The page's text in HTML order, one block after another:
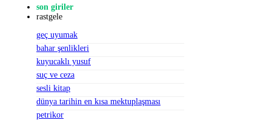
son giriler
rastgele
geç uyumak
bahar şenlikleri
kuyucaklı yusuf
suç ve ceza
sesli kitap
dünya tarihin en kısa mektuplaşması
petrikor